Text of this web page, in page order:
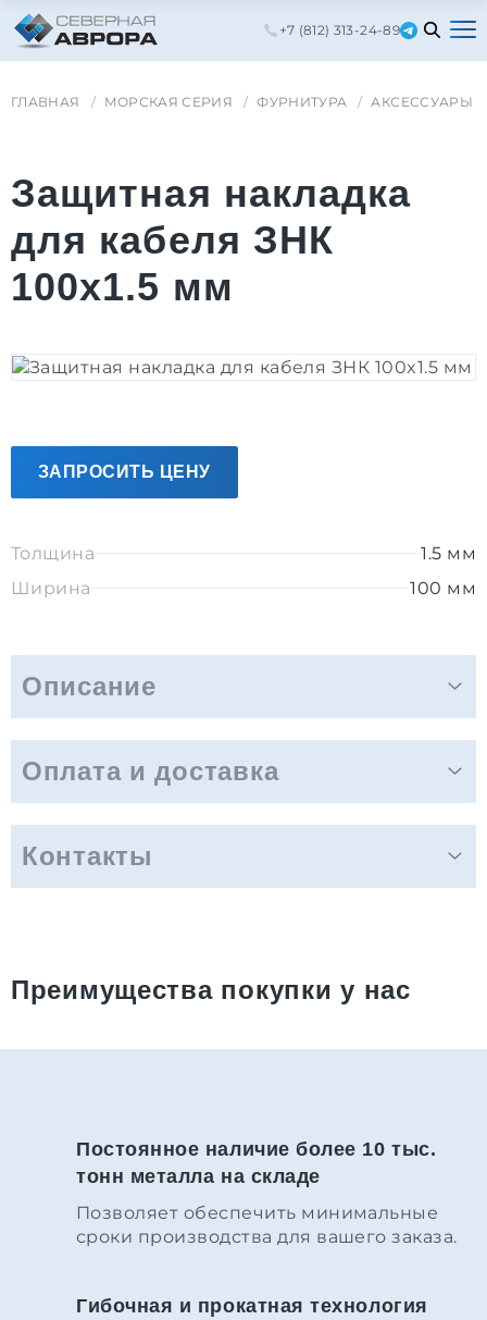
+7 (812) 313-24-89
ГЛАВНАЯ МОРСКАЯ СЕРИЯ ФУРНИТУРА АКСЕССУАРЫ
Защитная накладка
для кабеля ЗНК
100x1.5 мм
ЗАПРОСИТЬ ЦЕНУ
Толщина
1.5 мм
Ширина
100 мм
Описание
Оплата и доставка
Контакты
Преимущества покупки у нас
Постоянное наличие более 10 тыс.
тонн металла на складе
Позволяет обеспечить минимальные
сроки производства для вашего заказа.
Гибочная и прокатная технология